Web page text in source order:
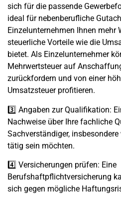
sich für die passende
ideal für nebenberufliche
Einzelunternehmen Ihnen mehr
steuerliche Vorteile wie die
bietet. Als Einzelunternehmer
Mehrwertsteuer auf
zurückfordern und von einer
Umsatzsteuer profitieren.
3️⃣ Angaben zur Qualifikation:
Nachweise über Ihre fachliche
Sachverständiger,
tätig sein möchten.
4️⃣ Versicherungen prüfen: Eine
Berufshaftpflichtversicherung
sich gegen mögliche